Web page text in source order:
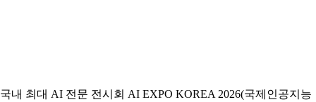
국내 최대 AI 전문 전시회 AI EXPO KOREA 2026(국제인공지능